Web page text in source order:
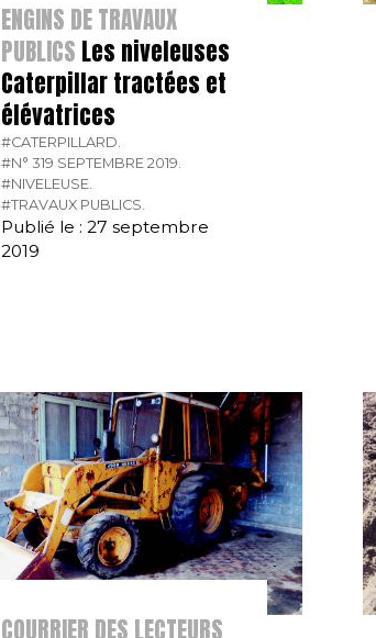
ENGINS DE TRAVAUX
PUBLICS Les niveleuses
Caterpillar tractées et
élévatrices
#CATERPILLARD.
#N° 319 SEPTEMBRE 2019.
#NIVELEUSE.
#TRAVAUX PUBLICS.
Publié le : 27 septembre
2019
COURRIER DES LECTEURS